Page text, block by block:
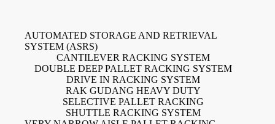
AUTOMATED STORAGE AND RETRIEVAL
SYSTEM (ASRS)
CANTILEVER RACKING SYSTEM
DOUBLE DEEP PALLET RACKING SYSTEM
DRIVE IN RACKING SYSTEM
RAK GUDANG HEAVY DUTY
SELECTIVE PALLET RACKING
SHUTTLE RACKING SYSTEM